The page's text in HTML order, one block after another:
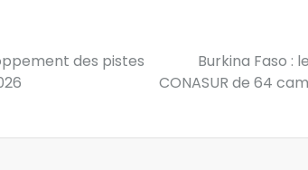
des pistes
Burkina Faso :
CONASUR de 64